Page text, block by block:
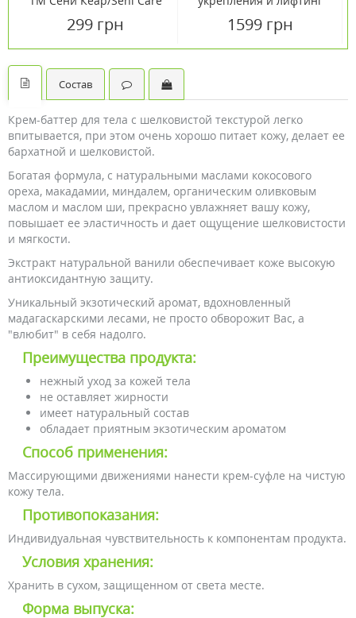
299 грн 1599 грн
Состав
Крем-баттер для тела с шелковистой текстурой легко
впитывается, при этом очень хорошо питает кожу, делает ее
бархатной и шелковистой.
Богатая формула, с натуральными маслами кокосового
ореха, макадамии, миндалем, органическим оливковым
маслом и маслом ши, прекрасно увлажняет вашу кожу,
повышает ее эластичность и дает ощущение шелковистости
и мягкости.
Экстракт натуральной ванили обеспечивает коже высокую
антиоксидантную защиту.
Уникальный экзотический аромат, вдохновленный
мадагаскарскими лесами, не просто обворожит Вас, а
"влюбит" в себя надолго.
Преимущества продукта:
нежный уход за кожей тела
не оставляет жирности
имеет натуральный состав
обладает приятным экзотическим ароматом
Способ применения:
Массирующими движениями нанести крем-суфле на чистую
кожу тела.
Противопоказания:
Индивидуальная чувствительность к компонентам продукта.
Условия хранения:
Хранить в сухом, защищенном от света месте.
Форма выпуска: